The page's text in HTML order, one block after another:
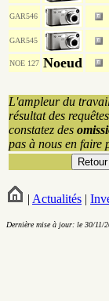
GAR546
GAR545
NOE 127 Noeud
L'ampleur du
résultat des
constatez des
pas à nous en faire
| Actualités |
Dernière mise à jour: le 30/11/